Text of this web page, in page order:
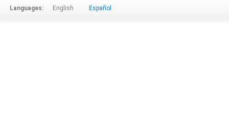
Languages: English Español